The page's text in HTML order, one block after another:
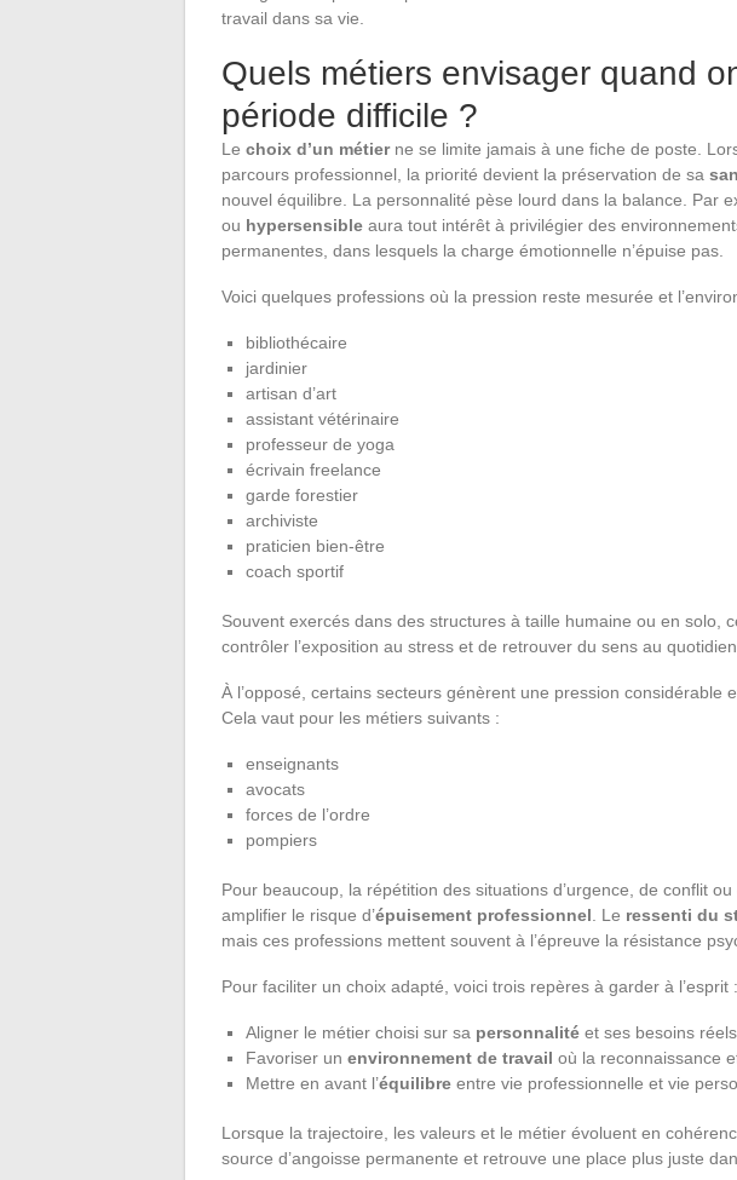
travail dans sa vie.
Quels métiers envisager quand
période difficile ?
Le choix d’un métierne se limite jamais à une fiche de poste.
parcours professionnel, la priorité devient la préservation de sa
nouvel équilibre. La personnalité pèse lourd dans la balance. Par
ou hypersensible aura tout intérêt à privilégier des
permanentes, dans lesquels la charge émotionnelle n’épuise pas.
Voici quelques professions où la pression reste mesurée et
bibliothécaire
jardinier
artisan d’art
assistant vétérinaire
professeur de yoga
écrivain freelance
garde forestier
archiviste
praticien bien-être
coach sportif
Souvent exercés dans des structures à taille humaine ou en solo,
contrôler l’exposition au stress et de retrouver du sens au quotidien.
À l’opposé, certains secteurs génèrent une pression considérable
Cela vaut pour les métiers suivants :
enseignants
avocats
forces de l’ordre
pompiers
Pour beaucoup, la répétition des situations d’urgence, de conflit
amplifier le risque d’épuisement professionnel . Le ressenti du
mais ces professions mettent souvent à l’épreuve la résistance
Pour faciliter un choix adapté, voici trois repères à garder à l’esprit :
Aligner le métier choisi sur sa personnalité et ses besoins réels.
Favoriser un environnement de travail où la reconnaissance
Mettre en avant l’équilibre entre vie professionnelle et vie
Lorsque la trajectoire, les valeurs et le métier évoluent en
source d’angoisse permanente et retrouve une place plus juste